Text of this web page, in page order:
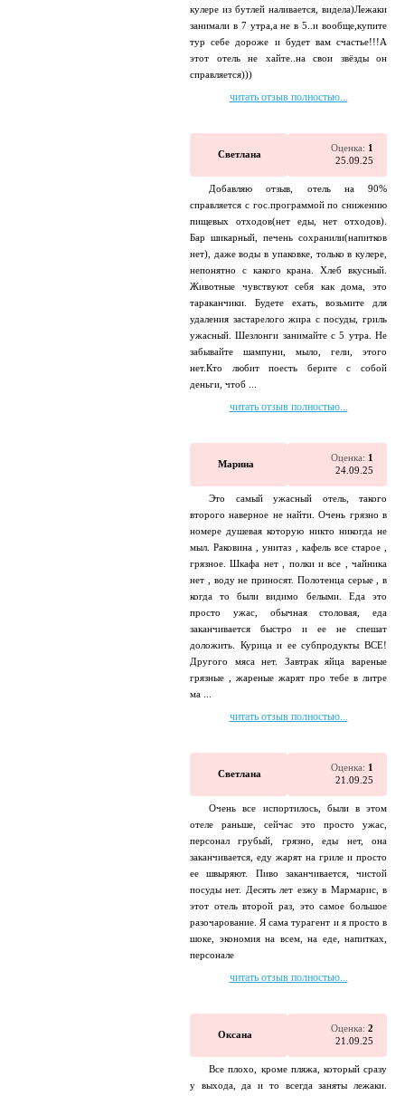
кулере из бутлей наливается, видела)Лежаки
занимали в 7 утра,а не в 5..и вообще,купите
тур себе дороже и будет вам счастье!!!А
этот отель не хайте..на свои звёзды он
справляется)))
читать отзыв полностью...
Светлана
Оценка: 1
25.09.25
Добавляю отзыв, отель на 90%
справляется с гос.программой по снижению
пищевых отходов(нет еды, нет отходов).
Бар шикарный, печень сохранили(напитков
нет), даже воды в упаковке, только в кулере,
непонятно с какого крана. Хлеб вкусный.
Животные чувствуют себя как дома, это
тараканчики. Будете ехать, возьмите для
удаления застарелого жира с посуды, гриль
ужасный. Шезлонги занимайте с 5 утра. Не
забывайте шампуни, мыло, гели, этого
нет.Кто любит поесть берите с собой
деньги, чтоб ...
читать отзыв полностью...
Марина
Оценка: 1
24.09.25
Это самый ужасный отель, такого
второго наверное не найти. Очень грязно в
номере душевая которую никто никогда не
мыл. Раковина , унитаз , кафель все старое ,
грязное. Шкафа нет , полки и все , чайника
нет , воду не приносят. Полотенца серые , в
когда то были видимо белыми. Еда это
просто ужас, обычная столовая, еда
заканчивается быстро и ее не спешат
доложить. Курица и ее субпродукты ВСЕ!
Другого мяса нет. Завтрак яйца вареные
грязные , жареные жарят про тебе в литре
ма ...
читать отзыв полностью...
Светлана
Оценка: 1
21.09.25
Очень все испортилось, были в этом
отеле раньше, сейчас это просто ужас,
персонал грубый, грязно, еды нет, она
заканчивается, еду жарят на гриле и просто
ее швыряют. Пиво заканчивается, чистой
посуды нет. Десять лет езжу в Мармарис, в
этот отель второй раз, это самое большое
разочарование. Я сама турагент и я просто в
шоке, экономия на всем, на еде, напитках,
персонале
читать отзыв полностью...
Оксана
Оценка: 2
21.09.25
Все плохо, кроме пляжа, который сразу
у выхода, да и то всегда заняты лежаки.